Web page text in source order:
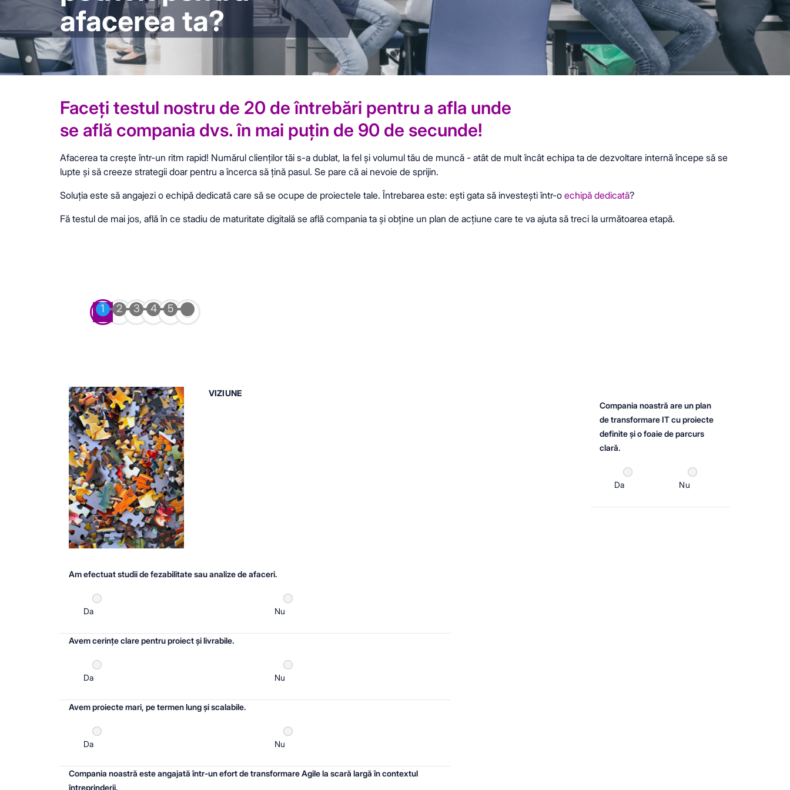
afacerea ta?
Faceți testul nostru de 20 de întrebări pentru a afla unde
se află compania dvs. în mai puțin de 90 de secunde!
Afacerea ta crește într-un ritm rapid! Numărul clienților tăi s-a dublat, la fel și volumul tău de muncă - atât de mult încât echipa ta de dezvoltare internă începe să se
lupte și să creeze strategii doar pentru a încerca să țină pasul. Se pare că ai nevoie de sprijin.
Soluția este să angajezi o echipă dedicată care să se ocupe de proiectele tale. Întrebarea este: ești gata să investești într-o echipă dedicată?
Fă testul de mai jos, află în ce stadiu de maturitate digitală se află compania ta și obține un plan de acțiune care te va ajuta să treci la următoarea etapă.
VIZIUNE
Compania noastră are un plan
de transformare IT cu proiecte
definite și o foaie de parcurs
clară.
Da Nu
Am efectuat studii de fezabilitate sau analize de afaceri.
Da Nu
Avem cerințe clare pentru proiect și livrabile.
Da Nu
Avem proiecte mari, pe termen lung și scalabile.
Da Nu
Compania noastră este angajată într-un efort de transformare Agile la scară largă în contextul
întreprinderii.